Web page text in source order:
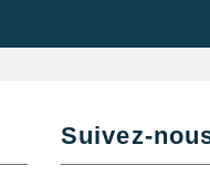
Suivez-